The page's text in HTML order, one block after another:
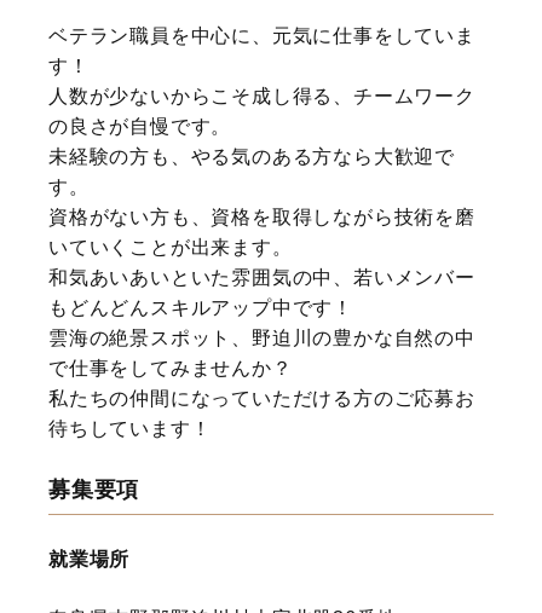
ベテラン職員を中心に、元気に仕事をしていま
す！
人数が少ないからこそ成し得る、チームワーク
の良さが自慢です。
未経験の方も、やる気のある方なら大歓迎で
す。
資格がない方も、資格を取得しながら技術を磨
いていくことが出来ます。
和気あいあいといた雰囲気の中、若いメンバー
もどんどんスキルアップ中です！
雲海の絶景スポット、野迫川の豊かな自然の中
で仕事をしてみませんか？
私たちの仲間になっていただける方のご応募お
待ちしています！
募集要項
就業場所